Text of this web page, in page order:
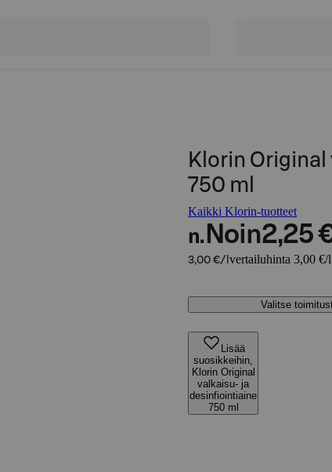
Klorin
750 ml
Kaikki Klorin-tuotteet
n. Noin2,25
3,00 €/l vertailuhinta 3,00 €/l
Valitse
Lisää
suosikkeihin,
Klorin Original
valkaisu- ja
desinfiointiaine
750 ml